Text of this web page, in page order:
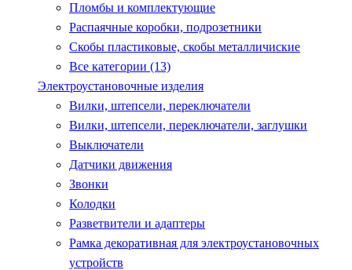
Пломбы и комплектующие
Распаячные коробки, подрозетники
Скобы пластиковые, скобы металличиские
Все категории (13)
Электроустановочные изделия
Вилки, штепсели, переключатели
Вилки, штепсели, переключатели, заглушки
Выключатели
Датчики движения
Звонки
Колодки
Разветвители и адаптеры
Рамка декоративная для электроустановочных
устройств